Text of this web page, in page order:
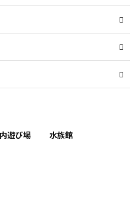
遊び場 水族館